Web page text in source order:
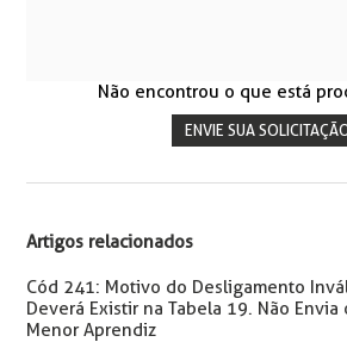
Não encontrou o que está
ENVIE SUA
Artigos relacionados
Cód 241: Motivo do Desligamento
Deverá Existir na Tabela 19. Não
Menor Aprendiz